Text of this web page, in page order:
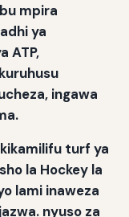
mpira
ya
ATP,
ingawa
turf ya
la Hockey la
lami inaweza
nyuso za